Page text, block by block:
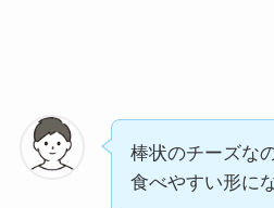
棒状のチーズな
食べやすい形に